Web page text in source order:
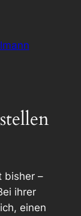
bisher –
ihrer
einen